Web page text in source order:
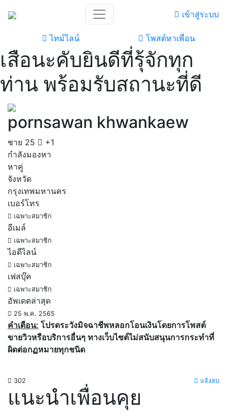
เข้าสู่ระบบ
ไทม์ไลน์ โพสต์หาเพื่อน
เสือนะคับยินดีที่รุ้จักทุก
ท่าน พร้อมรับสถานะที่ดี
pornsawan khwankaew
ชาย 25
+1
กำลังมองหา
หาคู่
จังหวัด
กรุงเทพมหานคร
เบอร์โทร
เฉพาะสมาชิก
อีเมล์
เฉพาะสมาชิก
ไอดีไลน์
เฉพาะสมาชิก
เฟสบุ๊ค
เฉพาะสมาชิก
อัพเดตล่าสุด
25 พ.ค. 2565
คำเตือน: โปรดระวังมิจฉาชีพหลอกโอนเงินโดยการโพสต์
ขายวิวหรือบริการอื่นๆ ทางเว็บไซต์ไม่สนับสนุนการกระทำที่
ผิดต่อกฏหมายทุกชนิด
302 แจ้งลบ
แนะนำเพื่อนคุย